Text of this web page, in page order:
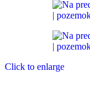
Click to enlarge